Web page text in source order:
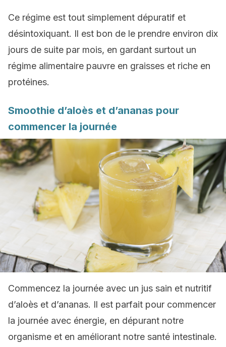
Ce régime est tout simplement dépuratif et
désintoxiquant. Il est bon de le prendre environ dix
jours de suite par mois, en gardant surtout un
régime alimentaire pauvre en graisses et riche en
protéines.
Smoothie d’aloès et d’ananas pour
commencer la journée
Commencez la journée avec un jus sain et nutritif
d’aloès et d’ananas. Il est parfait pour commencer
la journée avec énergie, en dépurant notre
organisme et en améliorant notre santé intestinale.